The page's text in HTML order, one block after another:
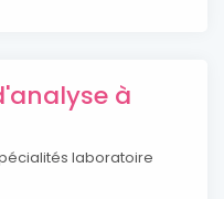
à
laboratoire